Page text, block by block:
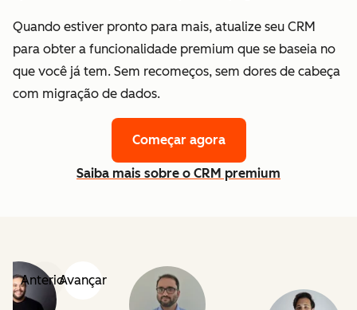
Quando estiver pronto para mais, atualize seu CRM
para obter a funcionalidade premium que se baseia no
que você já tem. Sem recomeços, sem dores de cabeça
com migração de dados.
Começar agora
Saiba mais sobre o CRM premium
AnteriorAvançar